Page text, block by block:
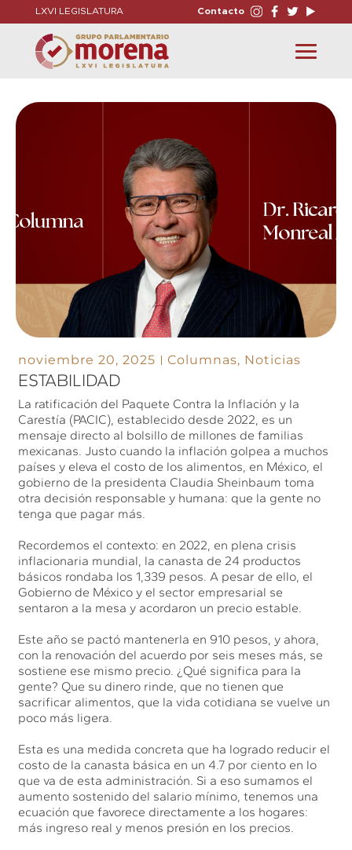
LXVI LEGISLATURA Contacto
Toggle
navigation
noviembre 20, 2025 Columnas, Noticias
ESTABILIDAD
La ratificación del Paquete Contra la Inflación y la
Carestía (PACIC), establecido desde 2022, es un
mensaje directo al bolsillo de millones de familias
mexicanas. Justo cuando la inflación golpea a muchos
países y eleva el costo de los alimentos, en México, el
gobierno de la presidenta Claudia Sheinbaum toma
otra decisión responsable y humana: que la gente no
tenga que pagar más.
Recordemos el contexto: en 2022, en plena crisis
inflacionaria mundial, la canasta de 24 productos
básicos rondaba los 1,339 pesos. A pesar de ello, el
Gobierno de México y el sector empresarial se
sentaron a la mesa y acordaron un precio estable.
Este año se pactó mantenerla en 910 pesos, y ahora,
con la renovación del acuerdo por seis meses más, se
sostiene ese mismo precio. ¿Qué significa para la
gente? Que su dinero rinde, que no tienen que
sacrificar alimentos, que la vida cotidiana se vuelve un
poco más ligera.
Esta es una medida concreta que ha logrado reducir el
costo de la canasta básica en un 4.7 por ciento en lo
que va de esta administración. Si a eso sumamos el
aumento sostenido del salario mínimo, tenemos una
ecuación que favorece directamente a los hogares:
más ingreso real y menos presión en los precios.